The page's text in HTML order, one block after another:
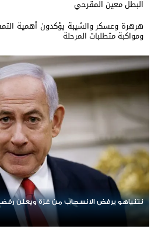
البطل معين المقرحي
هرهرة وعسكر والشيبة يؤكدون أهمية
ومواكبة متطلبات المرحلة
ردا على «خروقات» حزب الله.. إسرائيل تشن